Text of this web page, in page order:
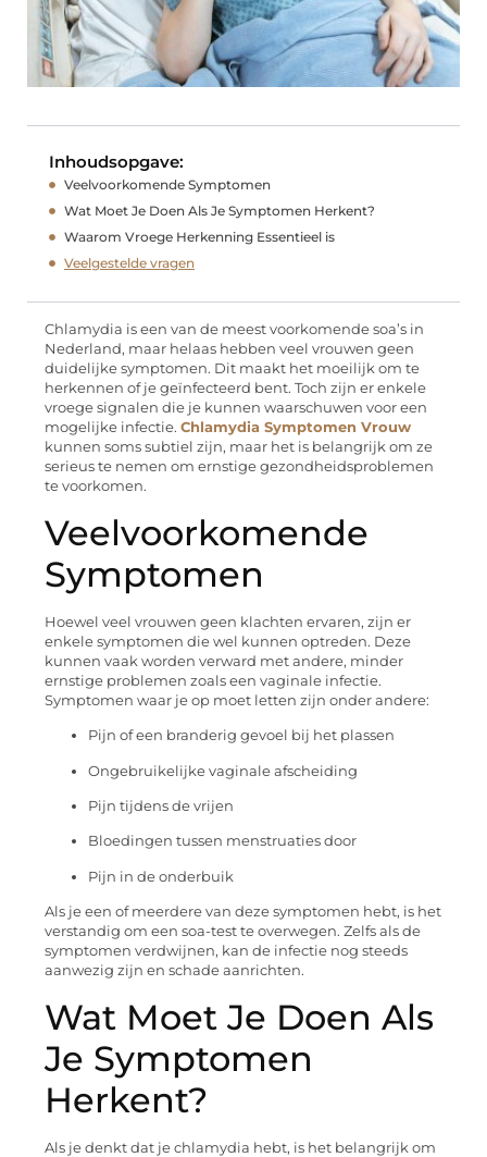
Inhoudsopgave:
Veelvoorkomende Symptomen
Wat Moet Je Doen Als Je Symptomen Herkent?
Waarom Vroege Herkenning Essentieel is
Veelgestelde vragen
Chlamydia is een van de meest voorkomende soa’s in
Nederland, maar helaas hebben veel vrouwen geen
duidelijke symptomen. Dit maakt het moeilijk om te
herkennen of je geïnfecteerd bent. Toch zijn er enkele
vroege signalen die je kunnen waarschuwen voor een
mogelijke infectie. Chlamydia Symptomen Vrouw
kunnen soms subtiel zijn, maar het is belangrijk om ze
serieus te nemen om ernstige gezondheidsproblemen
te voorkomen.
Veelvoorkomende
Symptomen
Hoewel veel vrouwen geen klachten ervaren, zijn er
enkele symptomen die wel kunnen optreden. Deze
kunnen vaak worden verward met andere, minder
ernstige problemen zoals een vaginale infectie.
Symptomen waar je op moet letten zijn onder andere:
Pijn of een branderig gevoel bij het plassen
Ongebruikelijke vaginale afscheiding
Pijn tijdens de vrijen
Bloedingen tussen menstruaties door
Pijn in de onderbuik
Als je een of meerdere van deze symptomen hebt, is het
verstandig om een soa-test te overwegen. Zelfs als de
symptomen verdwijnen, kan de infectie nog steeds
aanwezig zijn en schade aanrichten.
Wat Moet Je Doen Als
Je Symptomen
Herkent?
Als je denkt dat je chlamydia hebt, is het belangrijk om